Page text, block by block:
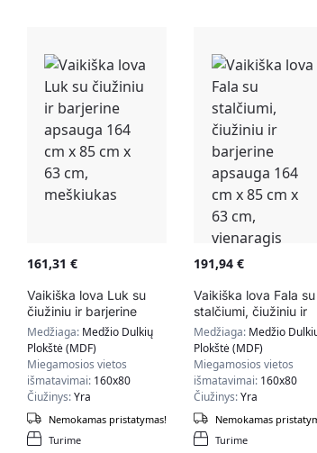
161,31 €
Vaikiška lova Luk su
čiužiniu ir barjerine
apsauga 164 cm x 85
cm x 63 cm, meškiukas
Medžiaga: Medžio Dulkių
Plokštė (MDF)
Miegamosios vietos
išmatavimai: 160x80
Čiužinys:Yra
Turime
Nemokamas pristatymas!
191,94€
Vaikiška lova Fala su
stalčiumi, čiužiniu ir
barjerine apsauga
cm x 85 cm x 63
vienaragis
Medžiaga: Medžio
Plokštė (MDF)
Miegamosios vietos
išmatavimai: 160x80
Čiužinys:Yra
Turime
Nemokamas